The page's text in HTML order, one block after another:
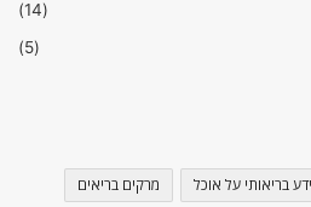
(14)
(5)
בריאותי על אוכל מרקים בריאים